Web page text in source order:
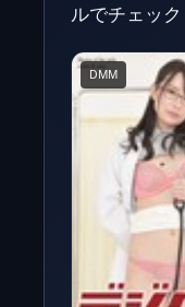
ルでチェック
DMM